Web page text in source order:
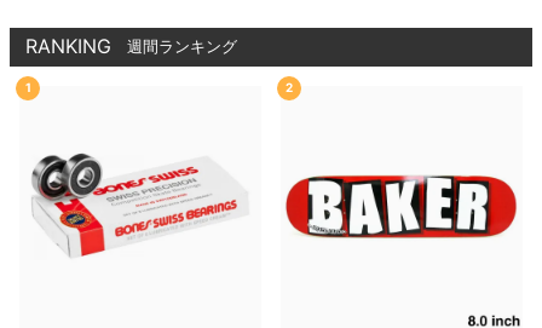
RANKING 週間ランキング
1 2